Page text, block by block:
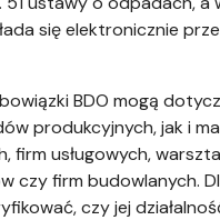
się elektronicznie
BDO mogą
produkcyjnych, jak i
firm usługowych,
czy firm budowlanych.
czy jej